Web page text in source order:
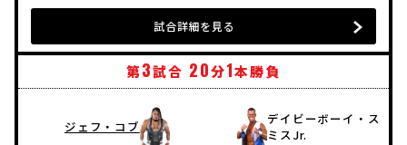
試合詳細を見る
第3試合 20分1本勝負
ジェフ・コブ
デイビーボーイ・ス
ミスJr.